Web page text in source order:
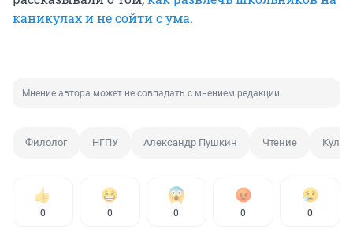
каникулах и не сойти с ума.
Мнение автора может не совпадать с мнением редакции
Филолог НГПУ Александр Пушкин Чтение
0 0 0 0 0